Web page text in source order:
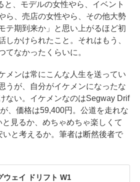
と、モデルの女性やら、イベント
ら、売店の女性やら、その他大勢
テ期到来か」と思い上がるほど初
しかけられたこと。それはもう、
てなかったくらいに。
メンは常にこんな人生を送ってい
が、自分がイケメンになったな
ない。イケメンなのはSegway Drif
、価格は59,400円。公道を走れな
見るか、めちゃめちゃ楽しくて
いと考えるか。筆者は断然後者で
ウェイ ドリフト W1